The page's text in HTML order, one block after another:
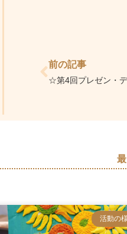
前の記事
☆第4回プレゼン・
活動の